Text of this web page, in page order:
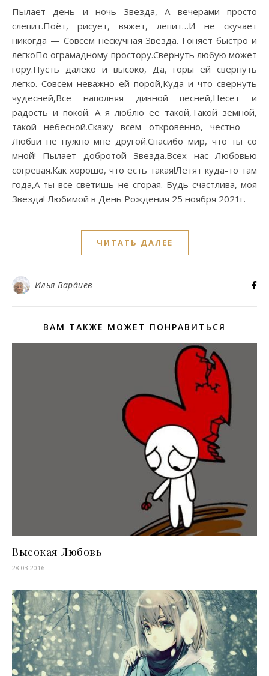
Пылает день и ночь Звезда, А вечерами просто
слепит.Поёт, рисует, вяжет, лепит…И не скучает
никогда — Совсем нескучная Звезда. Гоняет быстро и
легкоПо ограмадному простору.Свернуть любую может
гору.Пусть далеко и высоко, Да, горы ей свернуть
легко. Совсем неважно ей порой,Куда и что свернуть
чудесней,Все наполняя дивной песней,Несет и
радость и покой. А я люблю ее такой,Такой земной,
такой небесной.Скажу всем откровенно, честно —
Любви не нужно мне другой.Спасибо мир, что ты со
мной! Пылает добротой Звезда.Всех нас Любовью
согревая.Как хорошо, что есть такая!Летят куда-то там
года,А ты все светишь не сгорая. Будь счастлива, моя
Звезда! Любимой в День Рождения 25 ноября 2021г.
ЧИТАТЬ ДАЛЕЕ
Илья Вардиев
ВАМ ТАКЖЕ МОЖЕТ ПОНРАВИТЬСЯ
Высокая Любовь
28.03.2016